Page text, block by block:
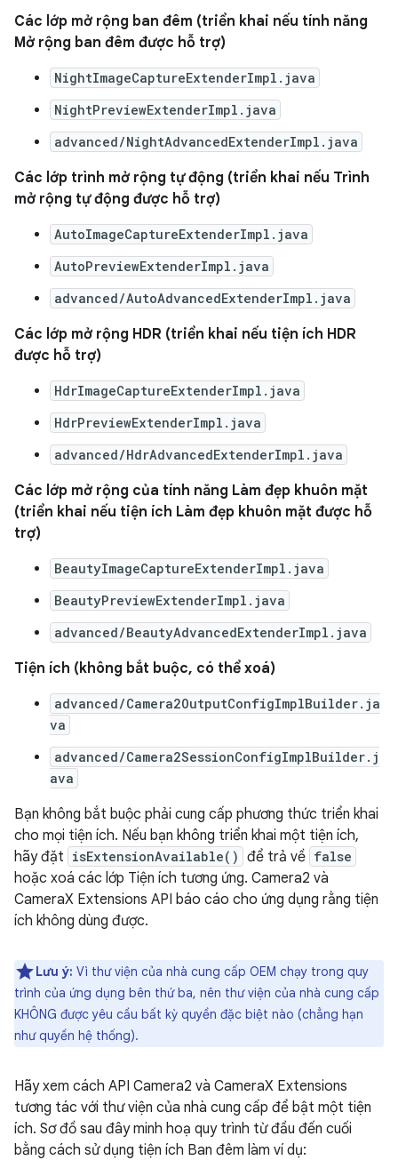
Các lớp mở rộng ban đêm (triển khai nếu tính năng
Mở rộng ban đêm được hỗ trợ)
NightImageCaptureExtenderImpl.java
NightPreviewExtenderImpl.java
advanced/NightAdvancedExtenderImpl.java
Các lớp trình mở rộng tự động (triển khai nếu Trình
mở rộng tự động được hỗ trợ)
AutoImageCaptureExtenderImpl.java
AutoPreviewExtenderImpl.java
advanced/AutoAdvancedExtenderImpl.java
Các lớp mở rộng HDR (triển khai nếu tiện ích HDR
được hỗ trợ)
HdrImageCaptureExtenderImpl.java
HdrPreviewExtenderImpl.java
advanced/HdrAdvancedExtenderImpl.java
Các lớp mở rộng của tính năng Làm đẹp khuôn mặt
(triển khai nếu tiện ích Làm đẹp khuôn mặt được hỗ
trợ)
BeautyImageCaptureExtenderImpl.java
BeautyPreviewExtenderImpl.java
advanced/BeautyAdvancedExtenderImpl.java
Tiện ích (không bắt buộc, có thể xoá)
advanced/Camera2OutputConfigImplBuilder.ja
va
advanced/Camera2SessionConfigImplBuilder.j
ava
Bạn không bắt buộc phải cung cấp phương thức triển khai
cho mọi tiện ích. Nếu bạn không triển khai một tiện ích,
hãy đặt isExtensionAvailable() để trả về false
hoặc xoá các lớp Tiện ích tương ứng. Camera2 và
CameraX Extensions API báo cáo cho ứng dụng rằng tiện
ích không dùng được.
Lưu ý: Vì thư viện của nhà cung cấp OEM chạy trong quy
trình của ứng dụng bên thứ ba, nên thư viện của nhà cung cấp
KHÔNG được yêu cầu bất kỳ quyền đặc biệt nào (chẳng hạn
như quyền hệ thống).
Hãy xem cách API Camera2 và CameraX Extensions
tương tác với thư viện của nhà cung cấp để bật một tiện
ích. Sơ đồ sau đây minh hoạ quy trình từ đầu đến cuối
bằng cách sử dụng tiện ích Ban đêm làm ví dụ: